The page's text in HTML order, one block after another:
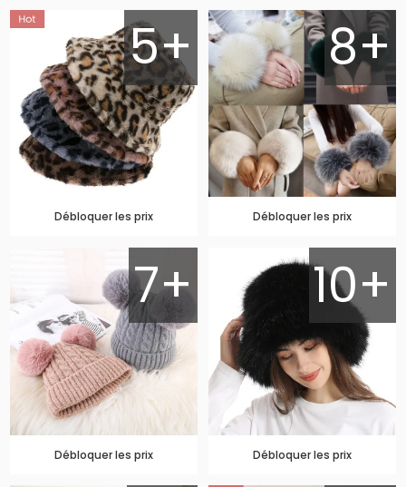
5+
Débloquer les prix
8+
Débloquer les prix
7+
Débloquer les prix
10+
Débloquer les prix